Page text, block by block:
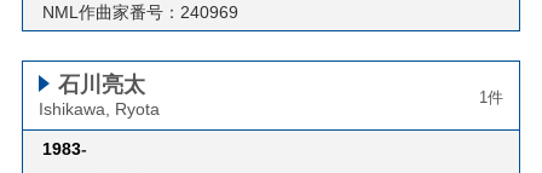
NML作曲家番号：240969
石川亮太
Ishikawa, Ryota
1件
1983-